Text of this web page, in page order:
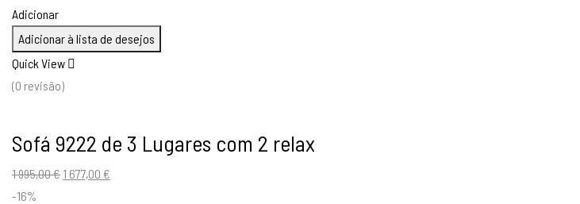
era:
607,00 €. 539,00 €.
Adicionar
Adicionar à lista de desejos
Quick View
(0 revisão)
Sofá 9222 de 3 Lugares com 2 relax
1 995,00€ O1 677,00 €
-16%